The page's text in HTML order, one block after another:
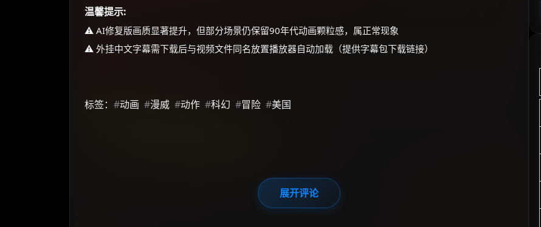
温馨提示:
⚠️ AI修复版画质显著提升，但部分场景仍保留90年代动画颗粒感，属正常现象
⚠️ 外挂中文字幕需下载后与视频文件同名放置播放器自动加载（提供字幕包下载链接）
标签： #动画 #漫威 #动作 #科幻 #冒险 #美国
展开评论